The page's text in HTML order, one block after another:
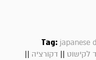
Tag: japanese
לקישוט || דקורציה ||